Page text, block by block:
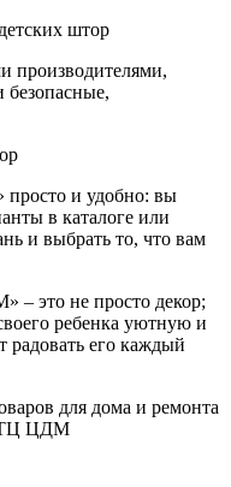
штор
производителями,
безопасные,
и удобно: вы
в каталоге или
и выбрать то, что вам
– это не просто декор;
ребенка уютную и
радовать его каждый
для дома и ремонта
ТЦ ЦДМ